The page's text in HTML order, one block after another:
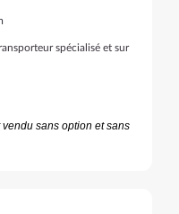
spécialisé et sur
sans option et sans